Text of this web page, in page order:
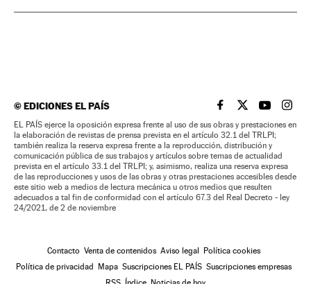
©EDICIONES EL PAÍS EL PAÍS BRASIL EN
EL PAÍSEL PAÍS
EL
EL PAÍS ejerce la oposición expresa frente al uso de sus obras y prestaciones en
la elaboración de revistas de prensa prevista en el artículo 32.1 del TRLPI;
también realiza la reserva expresa frente a la reproducción, distribución y
comunicación pública de sus trabajos y artículos sobre temas de actualidad
prevista en el artículo 33.1 del TRLPI; y, asimismo, realiza una reserva expresa
de las reproducciones y usos de las obras y otras prestaciones accesibles desde
este sitio web a medios de lectura mecánica u otros medios que resulten
adecuados a tal fin de conformidad con el artículo 67.3 del Real Decreto - ley
24/2021, de 2 de noviembre
Contacto Venta de contenidos Aviso legal
Política cookies
Política de privacidad
Mapa Suscripciones EL PAÍS Suscripciones empresas